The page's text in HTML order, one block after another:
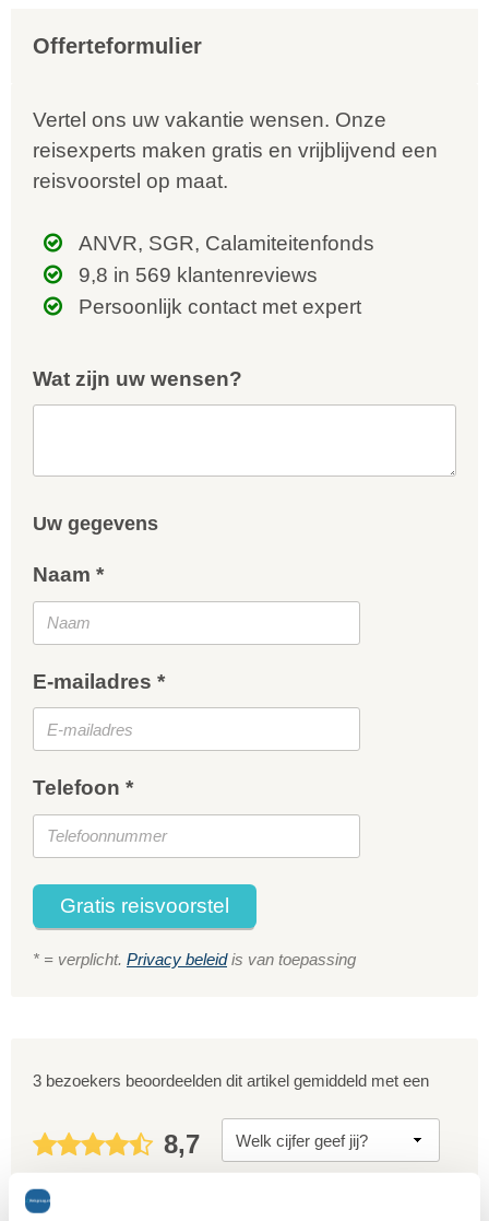
Offerteformulier
Vertel ons uw vakantie wensen. Onze
reisexperts maken gratis en vrijblijvend een
reisvoorstel op maat.
ANVR, SGR, Calamiteitenfonds
9,8 in 569 klantenreviews
Persoonlijk contact met expert
Wat zijn uw wensen?
Uw gegevens
Naam *
E-mailadres *
Telefoon *
Gratis reisvoorstel
* = verplicht. Privacy beleidis van toepassing
3 bezoekers beoordeelden dit artikel gemiddeld met een
8,7
Deel dit artikel